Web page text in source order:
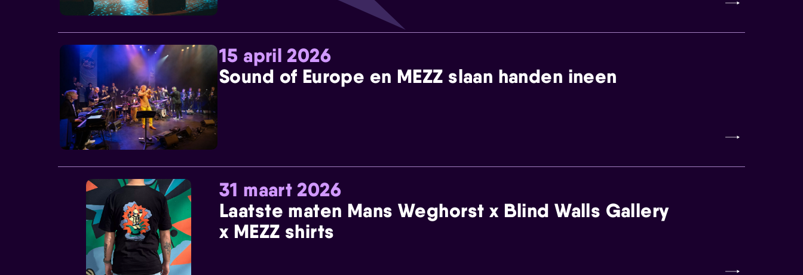
15 april 2026
Sound of Europe en MEZZ slaan handen ineen
31 maart 2026
Laatste maten Mans Weghorst x Blind Walls Gallery
x MEZZ shirts